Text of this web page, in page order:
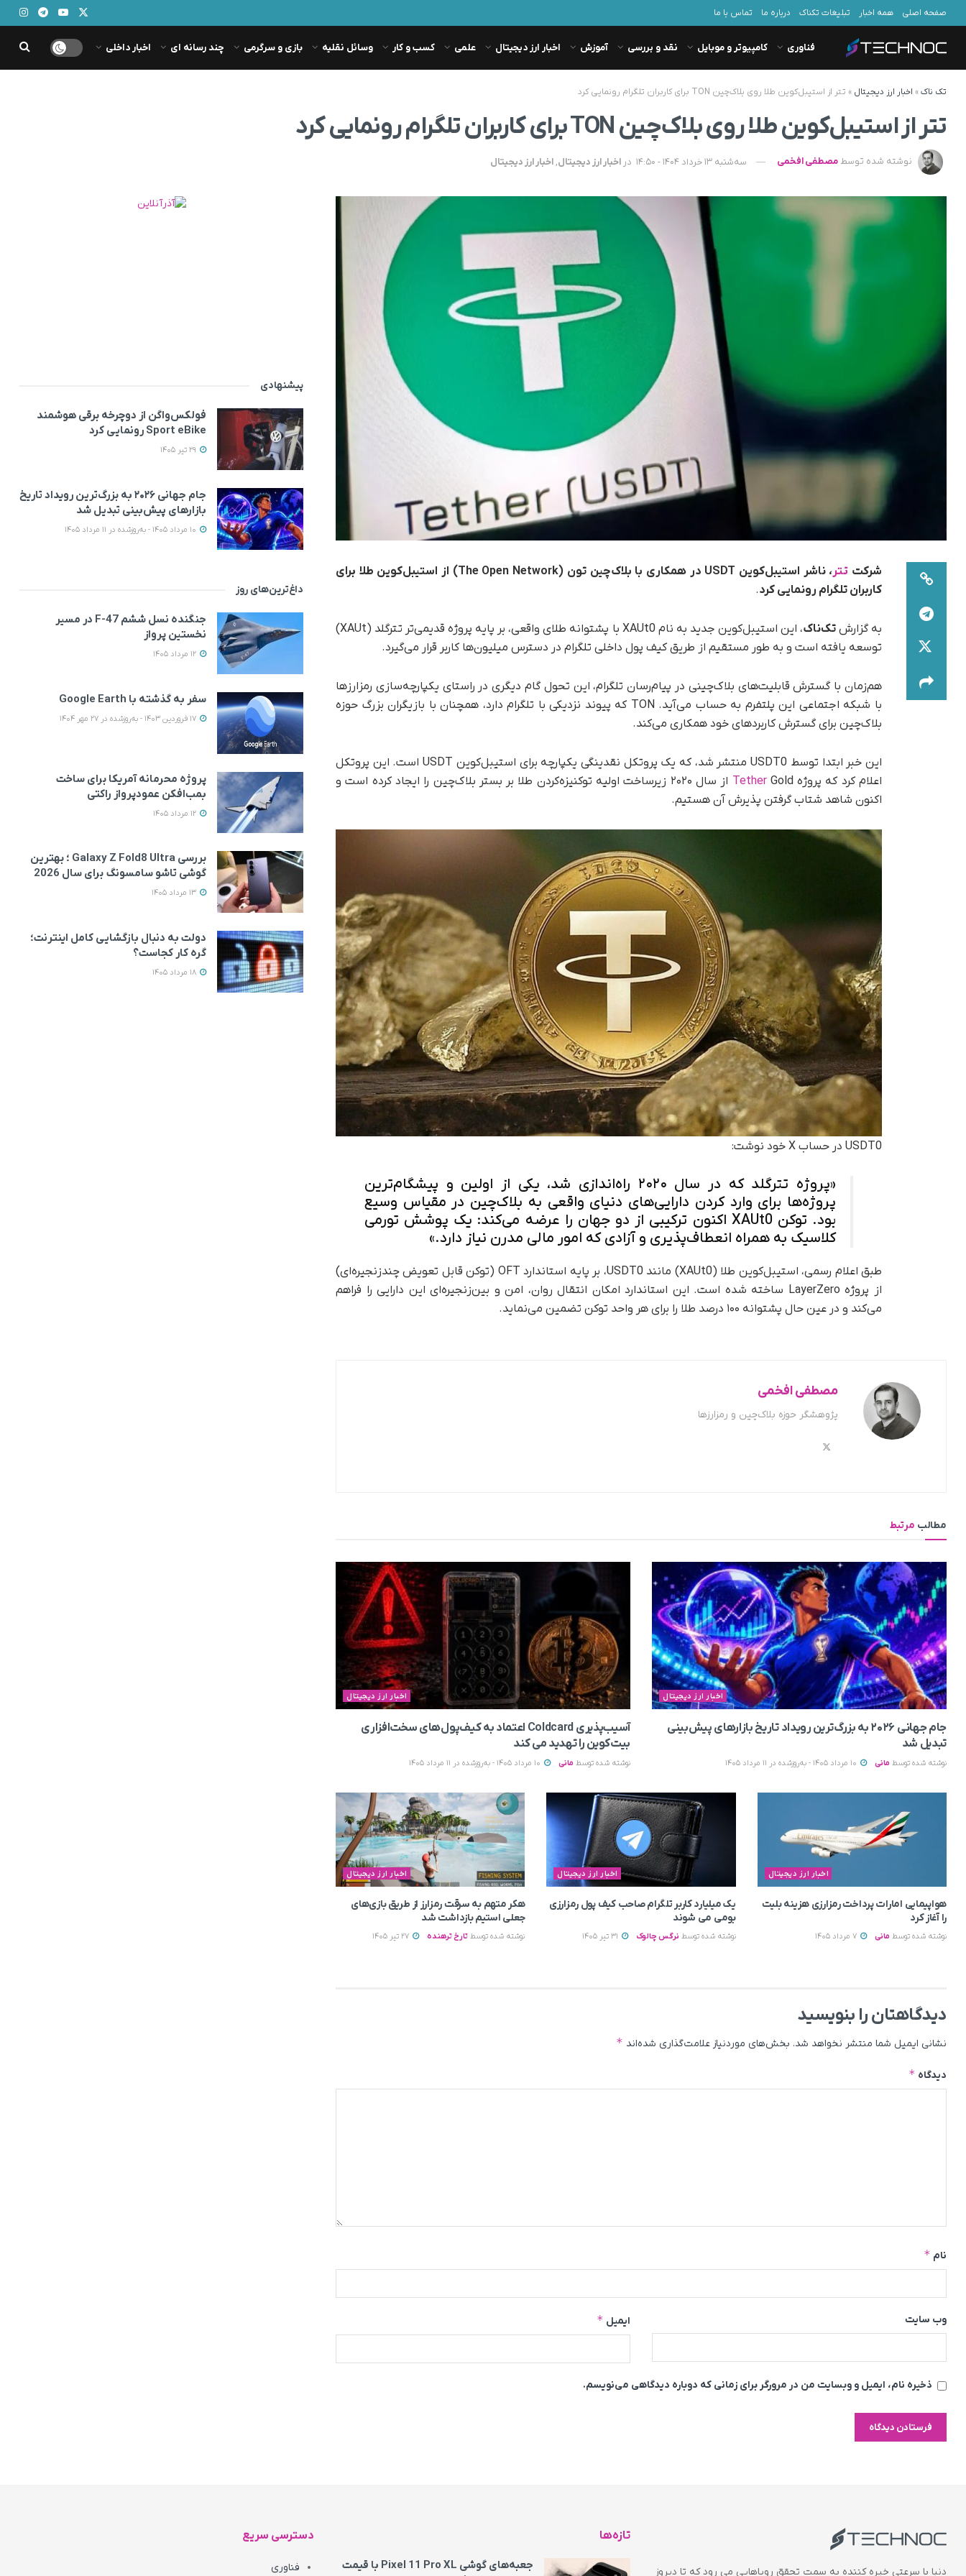
صفحه اصلی همه اخبار تبلیغات تکناک درباره ما تماس با ما
فناوری کامپیوتر و موبایل نقد و بررسی آموزش اخبار ارز دیجیتال علمی کسب و کار وسائل نقلیه بازی و سرگرمی چند رسانه ای اخبار داخلی
تک ناک» اخبار ارز دیجیتال » تتر از استیبل‌کوین طلا روی بلاک‌چین TON برای کاربران تلگرام رونمایی کرد
تتر از استیبل‌کوین طلا روی بلاک‌چین TON برای کاربران تلگرام رونمایی کرد
نوشته شده توسط مصطفی افخمی سه‌شنبه 13 خرداد 1404 - 14:50 در اخبار ارز دیجیتال,اخبار ارز دیجیتال
شرکت تتر
، ناشر استیبل‌کوین USDT در همکاری با بلاک‌چین تون (The Open Network) از استیبل‌کوین طلا برای
کاربران تلگرام رونمایی کرد.
به گزارشتک‌ناک
، این استیبل‌کوین جدید به نام XAUt0 با پشتوانه طلای واقعی، بر پایه پروژه قدیمی‌تر تترگلد (XAUt)
توسعه یافته است و به طور مستقیم از طریق کیف پول داخلی تلگرام در دسترس میلیون‌ها کاربر قرار می‌گیرد.
هم‌زمان با گسترش قابلیت‌های بلاک‌چینی در پیام‌رسان تلگرام، این تحول گام دیگری در راستای یکپارچه‌سازی رمزارزها
با شبکه اجتماعی این پلتفرم به حساب می‌آید. TON که پیوند نزدیکی با تلگرام دارد، همچنان با بازیگران بزرگ حوزه
بلاک‌چین برای گسترش کاربردهای خود همکاری می‌کند.
این خبر ابتدا توسط USDT0 منتشر شد، که یک پروتکل نقدینگی یکپارچه برای استیبل‌کوین USDT است. این پروتکل
اعلام کرد که پروژه
Tether
Gold از سال ۲۰۲۰ زیرساخت اولیه توکنیزه‌کردن طلا بر بستر بلاک‌چین را ایجاد کرده است و
اکنون شاهد شتاب گرفتن پذیرش آن هستیم.
USDT0 در حساب X خود نوشت:
«پروژه تترگلد که در سال ۲۰۲۰ راه‌اندازی شد، یکی از اولین و پیشگام‌ترین
پروژه‌ها برای وارد کردن دارایی‌های دنیای واقعی به بلاک‌چین در مقیاس وسیع
بود. توکن XAUt0 اکنون ترکیبی از دو جهان را عرضه می‌کند: یک پوشش تورمی
کلاسیک به همراه انعطاف‌پذیری و آزادی که امور مالی مدرن نیاز دارد.»
طبق اعلام رسمی، استیبل‌کوین طلا (XAUt0) مانند USDT0، بر پایه استاندارد OFT (توکن قابل تعویض چندزنجیره‌ای)
از پروژه LayerZero ساخته شده است. این استاندارد امکان انتقال روان، امن و بین‌زنجیره‌ای این دارایی را فراهم
می‌کند و در عین حال پشتوانه ۱۰۰ درصد طلا را برای هر واحد توکن تضمین می‌نماید.
مصطفی افخمی
پژوهشگر حوزه بلاک‌چین و رمزارزها
مطالب مرتبط
اخبار ارز دیجیتال
جام جهانی ۲۰۲۶ به بزرگ‌ترین رویداد تاریخ بازارهای پیش‌بینی
تبدیل شد
نوشته شده توسط مانی
اخبار ارز دیجیتال
آسیب‌پذیری Coldcard اعتماد به کیف‌پول‌های سخت‌افزاری
بیت‌کوین را تهدید می‌ کند
نوشته شده توسط مانی
اخبار ارز دیجیتال
هواپیمایی امارات پرداخت رمزارزی هزینه بلیت
را آغاز کرد
نوشته شده توسط مانی
اخبار ارز دیجیتال
یک میلیارد کاربر تلگرام صاحب کیف پول رمزارزی
بومی می‌ شوند
نوشته شده توسط نرگس چالوک
اخبار ارز دیجیتال
هکر متهم به سرقت رمزارز از طریق بازی‌های
جعلی استیم بازداشت شد
نوشته شده توسط تارخ ترهنده
دیدگاهتان را بنویسید
نشانی ایمیل شما منتشر نخواهد شد. بخش‌های موردنیاز علامت‌گذاری شده‌اند *
دیدگاه *
نام *
ایمیل * وب‌ سایت
ذخیره نام، ایمیل و وبسایت من در مرورگر برای زمانی که دوباره دیدگاهی می‌نویسم.
پیشنهادی
فولکس‌واگن از دوچرخه برقی هوشمند
Sport eBike رونمایی کرد
جام جهانی ۲۰۲۶ به بزرگ‌ترین رویداد تاریخ
بازارهای پیش‌بینی تبدیل شد
داغ‌ترین‌های روز
جنگنده نسل ششم F-47 در مسیر
نخستین پرواز
سفر به گذشته با Google Earth
پروژه محرمانه آمریکا برای ساخت
بمب‌افکن عمودپرواز راکتی
بررسی Galaxy Z Fold8 Ultra ؛ بهترین
گوشی تاشو سامسونگ برای سال 2026
دولت به دنبال بازگشایی کامل اینترنت؛
گره کار کجاست؟
دنیا با سرعتی خیره کننده به سمت تحقق رویاهایی می رود که تا دیروز
تازه‌ها
جعبه‌های گوشی Pixel 11 Pro XL با قیمت
دسترسی سریع
فناوری